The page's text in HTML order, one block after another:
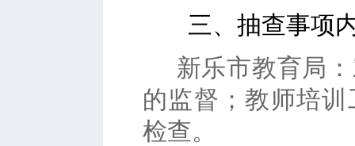
三、抽查事项
新乐市教育局
的监督；教师培
检查。